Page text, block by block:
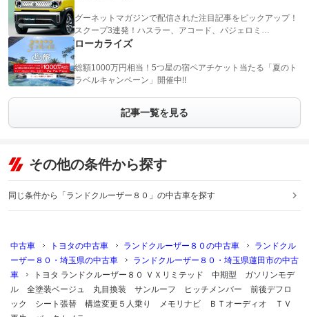
グーネットマガジンで配信された注目記事をピックアップ！
スクープ3連発！ハスラー、アコード、パジェロミ…
ローカライズ
総額1000万円相当！5つ星の宿ペアチケット当たる「夏のト
ラベルキャンペーン」開催中!!
記事一覧を見る
その他の条件から探す
同じ条件から「ランドクルーザー８０」の中古車を探す
中古車 トヨタの中古車 ランドクルーザー８０の中古車
ランドクル
ーザー８０・埼玉県の中古車
ランドクルーザー８０・埼玉県蓮田市の中古
車
トヨタ ランドクルーザー８０ ＶＸリミテッド 中期型 ガソリンモデ
ル 全塗装ベージュ 丸目換装 サンルーフ ヒッチメンバー 前後デフロ
ック シート張替 構造変更５人乗り メモリナビ ＢＴオーディオ ＴＶ